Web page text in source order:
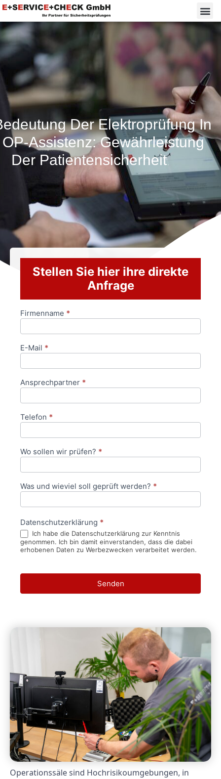
Der Elektroprüfung In
Assistenz: Gewährleistung
Der Patientensicherheit
Stellen Sie hier ihre direkte
Anfrage
Anfrageformular
Firmenname *
E-Mail *
Ansprechpartner *
Telefon *
Wo sollen wir prüfen? *
Was und wieviel soll geprüft werden? *
Datenschutzerklärung *
Ich habe die Datenschutzerklärung zur Kenntnis
genommen. Ich bin damit einverstanden, dass die dabei
erhobenen Daten zu Werbezwecken verarbeitet werden.
Senden
Operationssäle sind Hochrisikoumgebungen, in